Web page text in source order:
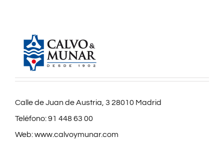
Calle de Juan de Austria, 3 28010 Madrid
Teléfono:91 448 63 00
Web:www.calvoymunar.com